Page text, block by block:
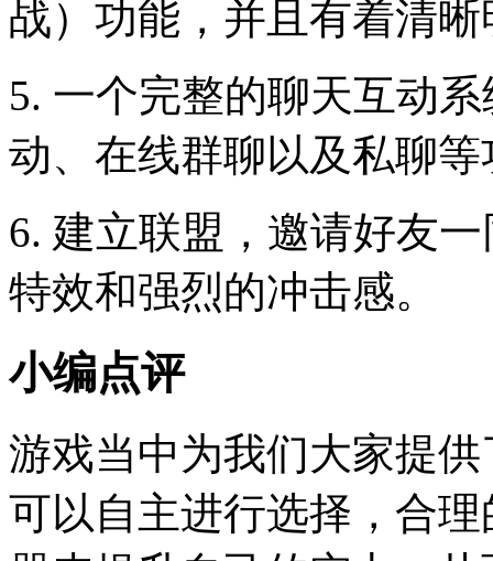
战）功能，并且有着清
5. 一个完整的聊天互动
动、在线群聊以及私聊等
6. 建立联盟，邀请好友
特效和强烈的冲击感。
小编点评
游戏当中为我们大家提
可以自主进行选择，合